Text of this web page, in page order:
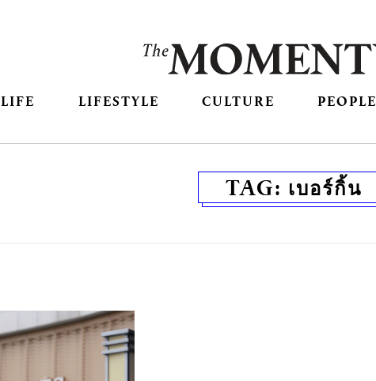
LIFE LIFESTYLE CULTURE PEOPLE
TAG: เบอร์กิ้น